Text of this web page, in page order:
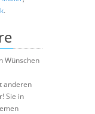
.
Wünschen
anderen
Sie in